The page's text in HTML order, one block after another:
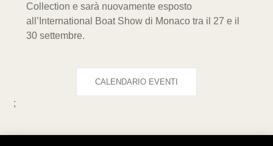
Collection e sarà nuovamente esposto
all’International Boat Show di Monaco tra il 27 e il
30 settembre.
CALENDARIO EVENTI
;